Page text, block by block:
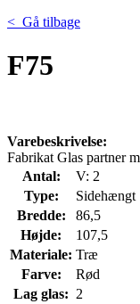
< Gå tilbage
F75
Varebeskrivelse:
Fabrikat Glas partner
Antal:
V: 2
Type:
Sidehængt
Bredde:
86,5
Højde:
107,5
Materiale: Træ
Farve:
Rød
Lag glas: 2